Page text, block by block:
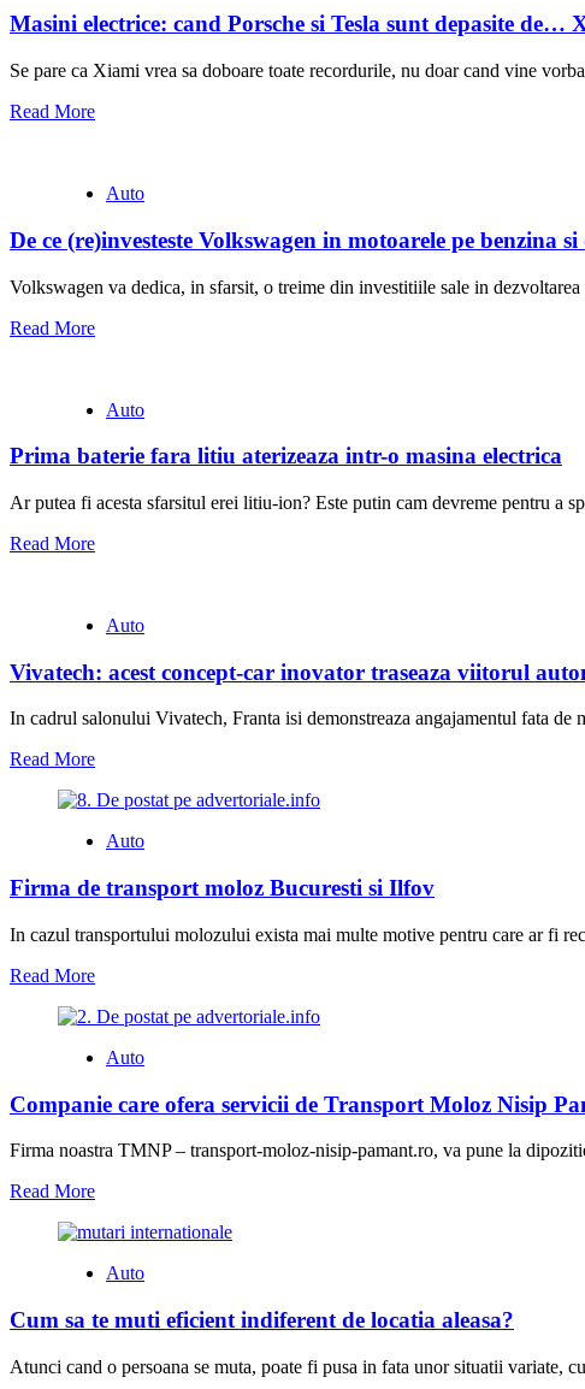
Masini electrice: cand Porsche si Tesla sunt depasite de…
Se pare ca Xiami vrea sa doboare toate recordurile, nu doar cand vine
Read More
Auto
De ce (re)investeste Volkswagen in motoarele pe benzina si
Volkswagen va dedica, in sfarsit, o treime din investitiile sale in
Read More
Auto
Prima baterie fara litiu aterizeaza intr-o masina electrica
Ar putea fi acesta sfarsitul erei litiu-ion? Este putin cam devreme pentru a
Read More
Auto
Vivatech: acest concept-car inovator traseaza viitorul
In cadrul salonului Vivatech, Franta isi demonstreaza angajamentul fata
Read More
Auto
Firma de transport moloz Bucuresti si Ilfov
In cazul transportului molozului exista mai multe motive pentru care ar fi
Read More
Auto
Companie care ofera servicii de Transport Moloz Nisip
Firma noastra TMNP – transport-moloz-nisip-pamant.ro, va pune la
Read More
Auto
Cum sa te muti eficient indiferent de locatia aleasa?
Atunci cand o persoana se muta, poate fi pusa in fata unor situatii variate,